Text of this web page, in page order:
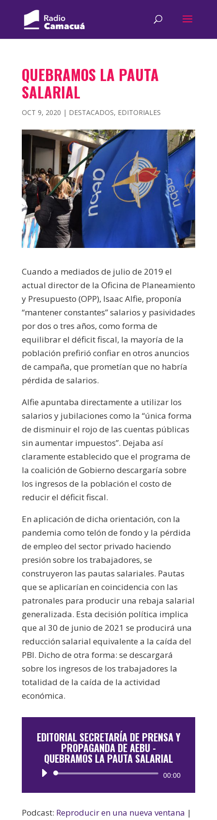
QUEBRAMOS LA PAUTA
SALARIAL
OCT 9, 2020 | DESTACADOS, EDITORIALES
Cuando a mediados de julio de 2019 el
actual director de la Oficina de Planeamiento
y Presupuesto (OPP), Isaac Alfie, proponía
“mantener constantes” salarios y pasividades
por dos o tres años, como forma de
equilibrar el déficit fiscal, la mayoría de la
población prefirió confiar en otros anuncios
de campaña, que prometían que no habría
pérdida de salarios.
Alfie apuntaba directamente a utilizar los
salarios y jubilaciones como la “única forma
de disminuir el rojo de las cuentas públicas
sin aumentar impuestos”. Dejaba así
claramente establecido que el programa de
la coalición de Gobierno descargaría sobre
los ingresos de la población el costo de
reducir el déficit fiscal.
En aplicación de dicha orientación, con la
pandemia como telón de fondo y la pérdida
de empleo del sector privado haciendo
presión sobre los trabajadores, se
construyeron las pautas salariales. Pautas
que se aplicarían en coincidencia con las
patronales para producir una rebaja salarial
generalizada. Esta decisión política implica
que al 30 de junio de 2021 se producirá una
reducción salarial equivalente a la caída del
PBI. Dicho de otra forma: se descargará
sobre los ingresos de los trabajadores la
totalidad de la caída de la actividad
económica.
EDITORIAL SECRETARÍA DE PRENSA Y
PROPAGANDA DE AEBU -
QUEBRAMOS LA PAUTA SALARIAL
Reproductor
00:00
Podcast: Reproducir en una nueva ventana |